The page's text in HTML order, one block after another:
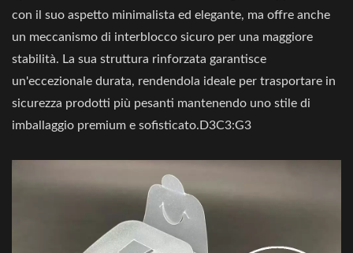
con il suo aspetto minimalista ed elegante, ma offre anche
un meccanismo di interblocco sicuro per una maggiore
stabilità. La sua struttura rinforzata garantisce
un'eccezionale durata, rendendola ideale per trasportare in
sicurezza prodotti più pesanti mantenendo uno stile di
imballaggio premium e sofisticato.D3C3:G3